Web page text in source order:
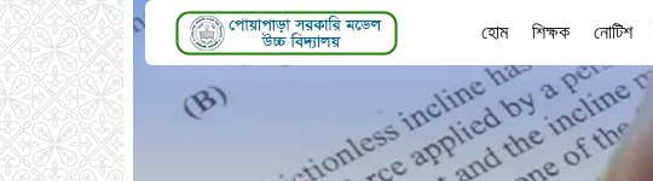
হোম শিক্ষক নোটিশ